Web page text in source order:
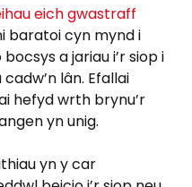
eich gwastraff
baratoi cyn mynd i
a jariau i’r siop i
lân. Efallai
hefyd wrth brynu’r
yn unig.
yn y car